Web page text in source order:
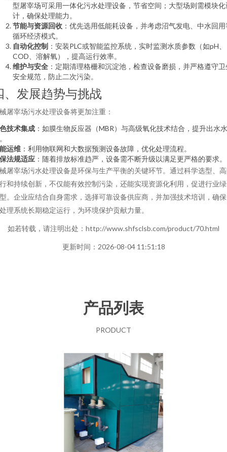
型屠宰场可采用一体化污水处理设备，节省空间；大型场则需模块化
计，确保处理能力。
节能与资源回收 ：优先选用低能耗设备，并考虑沼气发电、中水回用
循环经济模式。
自动化控制 ：安装PLC或智能监控系统，实时监测水质参数（如pH、
COD、溶解氧），提高运行效率。
维护与安全 ：定期清理格栅和沉淀池，检查设备磨损，并严格遵守卫
安全规范，防止二次污染。
、发展趋势与挑战
屠宰场污水处理设备将更加注重：
技术集成 ：如膜生物反应器（MBR）与高级氧化技术结合，提升出水水
运维 ：利用物联网和大数据预测设备故障，优化处理流程。
法规适应 ：随着排放标准趋严，设备需不断升级以满足更严格的要求。
屠宰场污水处理设备是环保与生产平衡的关键环节。通过科学选型、
和持续创新，不仅能有效控制污染，还能实现资源化利用，促进行业
。企业应结合自身需求，选择可靠设备供应商，并加强技术培训，确
理系统长期稳定运行，为环境保护贡献力量。
如若转载，请注明出处：http://www.shfsclsb.com/product/70.html
更新时间：2026-08-04 11:51:18
产品列表
PRODUCT